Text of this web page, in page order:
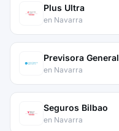
Plus Ultra
en Navarra
Previsora General
en Navarra
Seguros Bilbao
en Navarra